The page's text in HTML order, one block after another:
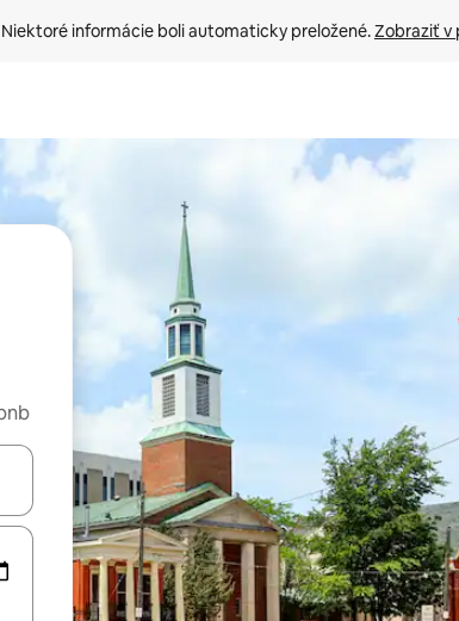
Niektoré informácie boli automaticky preložené. Zobraziť v
pomocou klávesov so šípkami nahor a nadol